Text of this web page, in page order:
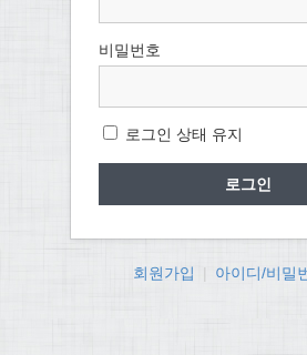
비밀번호
로그인 상태 유지
회원가입 아이디/비밀